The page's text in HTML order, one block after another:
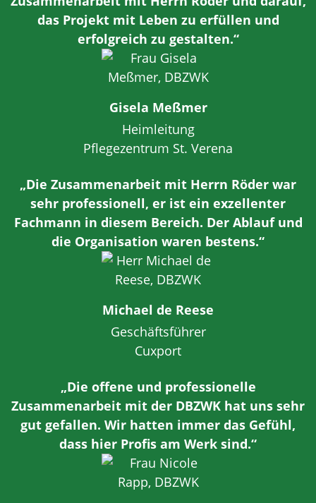
das Projekt mit Leben zu erfüllen und
erfolgreich zu gestalten.“
Gisela Meßmer
Heimleitung
Pflegezentrum St. Verena
„Die Zusammenarbeit mit Herrn Röder war
sehr professionell, er ist ein exzellenter
Fachmann in diesem Bereich. Der Ablauf und
die Organisation waren bestens.“
Michael de Reese
Geschäftsführer
Cuxport
„Die offene und professionelle
Zusammenarbeit mit der DBZWK hat uns sehr
gut gefallen. Wir hatten immer das Gefühl,
dass hier Profis am Werk sind.“